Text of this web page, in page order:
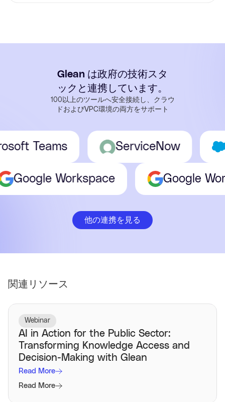
Glean は政府の技術スタ
ックと連携しています。
100以上のツールへ安全接続し、クラウ
ドおよびVPC環境の両方をサポート
Teams ServiceNow
Google Workspace Google
他の連携を見る
関連リソース
Webinar
AI in Action for the Public Sector:
Transforming Knowledge Access and
Decision-Making with Glean
Read More
Read More